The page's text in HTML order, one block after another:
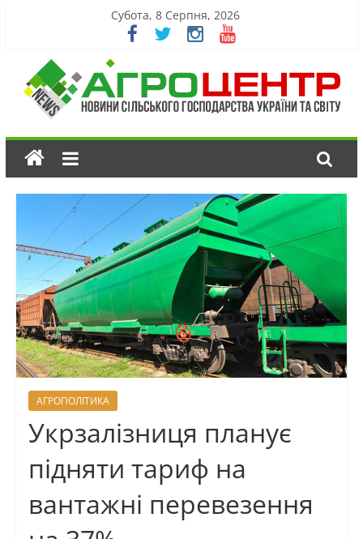
Субота, 8 Серпня, 2026
АГРОПОЛІТИКА
Укрзалізниця планує
підняти тариф на
вантажні перевезення